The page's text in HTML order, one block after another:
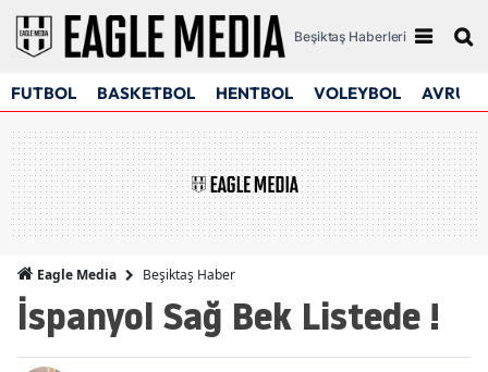
Beşiktaş Haberleri
FUTBOL BASKETBOL HENTBOL VOLEYBOL
Eagle Media Beşiktaş Haber
İspanyol Sağ Bek Listede !